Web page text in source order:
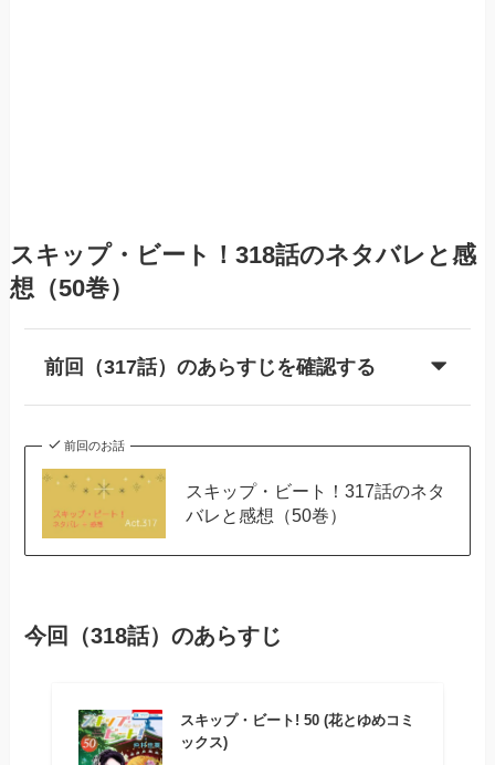
スキップ・ビート！318話のネタバレと感
想（50巻）
前回（317話）のあらすじを確認する
前回のお話
スキップ・ビート！317話のネタ
バレと感想（50巻）
今回（318話）のあらすじ
スキップ・ビート! 50 (花とゆめコミ
ックス)